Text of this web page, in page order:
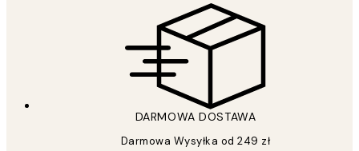
DARMOWA DOSTAWA
Darmowa Wysyłka od 249 zł